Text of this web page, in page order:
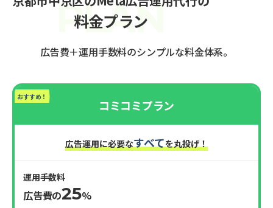
料金プラン
広告費＋運用手数料のシンプルな料金体系。
おすすめ！
コミコミプラン
広告運用に必要なすべてを丸投げ！
運用手数料
広告費の25%